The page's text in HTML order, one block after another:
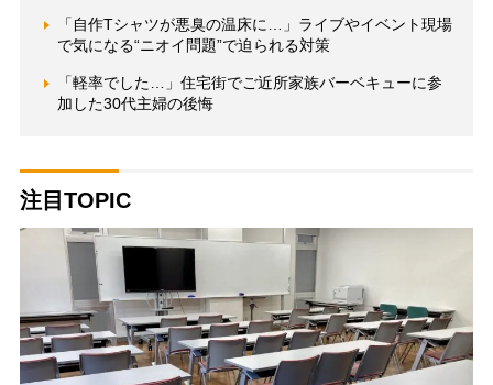
「自作Tシャツが悪臭の温床に…」ライブやイベント現場
で気になる“ニオイ問題”で迫られる対策
「軽率でした…」住宅街でご近所家族バーベキューに参
加した30代主婦の後悔
注目TOPIC